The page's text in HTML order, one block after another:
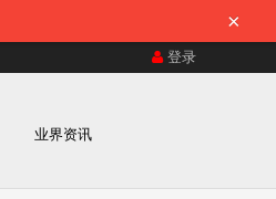
×
登录
业界资讯